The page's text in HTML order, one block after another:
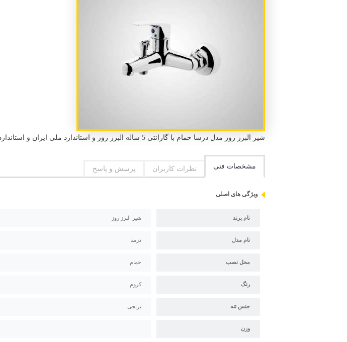
شیر البرز روز مدل درسا حمام با گارانتی 5 ساله البرز روز و استاندارد ملی ایران و استاندارد CE اروپا
مشخصات فنی نظرات کاربران پرسش و پاسخ
ویژگی های اصلی
نام برند شیر البرز روز
نام مدل درسا
محل نصب حمام
رنگ کروم
جنس تنه برنجی
وزن